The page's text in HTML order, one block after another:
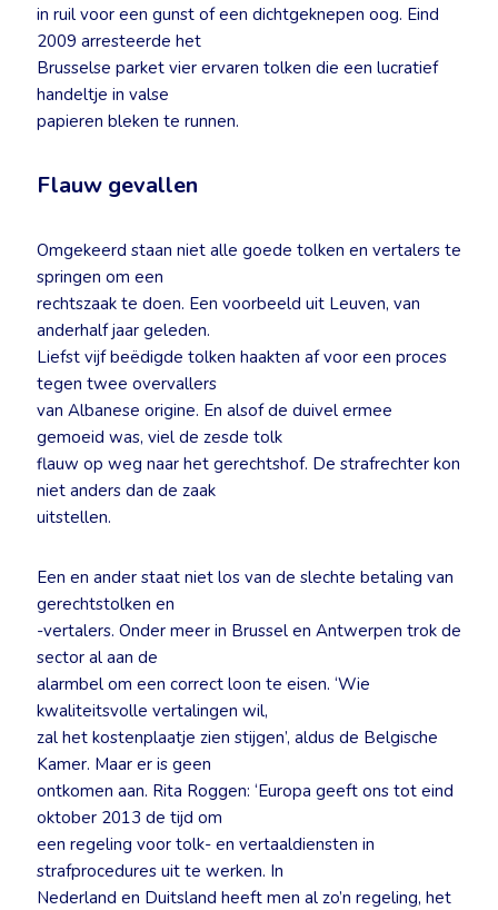
in ruil voor een gunst of een dichtgeknepen oog. Eind
2009 arresteerde het
Brusselse parket vier ervaren tolken die een lucratief
handeltje in valse
papieren bleken te runnen.
Flauw gevallen
Omgekeerd staan niet alle goede tolken en vertalers te
springen om een
rechtszaak te doen. Een voorbeeld uit Leuven, van
anderhalf jaar geleden.
Liefst vijf beëdigde tolken haakten af voor een proces
tegen twee overvallers
van Albanese origine. En alsof de duivel ermee
gemoeid was, viel de zesde tolk
flauw op weg naar het gerechtshof. De strafrechter kon
niet anders dan de zaak
uitstellen.
Een en ander staat niet los van de slechte betaling van
gerechtstolken en
-vertalers. Onder meer in Brussel en Antwerpen trok de
sector al aan de
alarmbel om een correct loon te eisen. ‘Wie
kwaliteitsvolle vertalingen wil,
zal het kostenplaatje zien stijgen’, aldus de Belgische
Kamer. Maar er is geen
ontkomen aan. Rita Roggen: ‘Europa geeft ons tot eind
oktober 2013 de tijd om
een regeling voor tolk- en vertaaldiensten in
strafprocedures uit te werken. In
Nederland en Duitsland heeft men al zo’n regeling, het